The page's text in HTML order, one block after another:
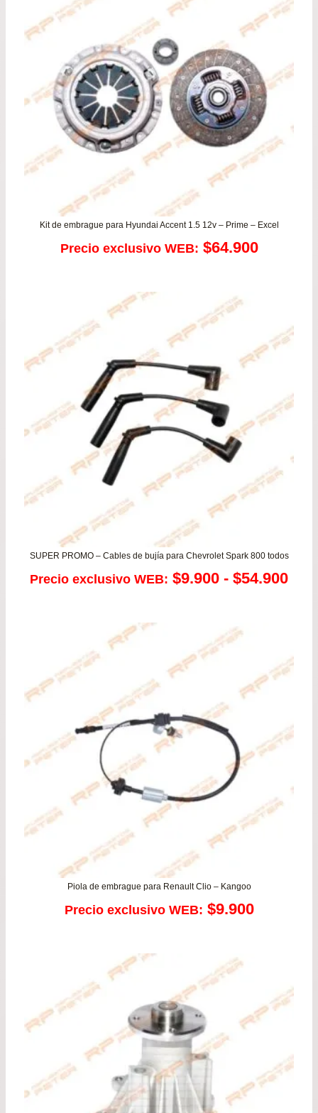
Kit de embrague para Hyundai Accent 1.5 12v – Prime – Excel
Precio exclusivo WEB: $64.900
SUPER PROMO – Cables de bujía para Chevrolet Spark 800 todos
Precio exclusivo WEB: $9.900 - $54.900
Piola de embrague para Renault Clio – Kangoo
Precio exclusivo WEB: $9.900